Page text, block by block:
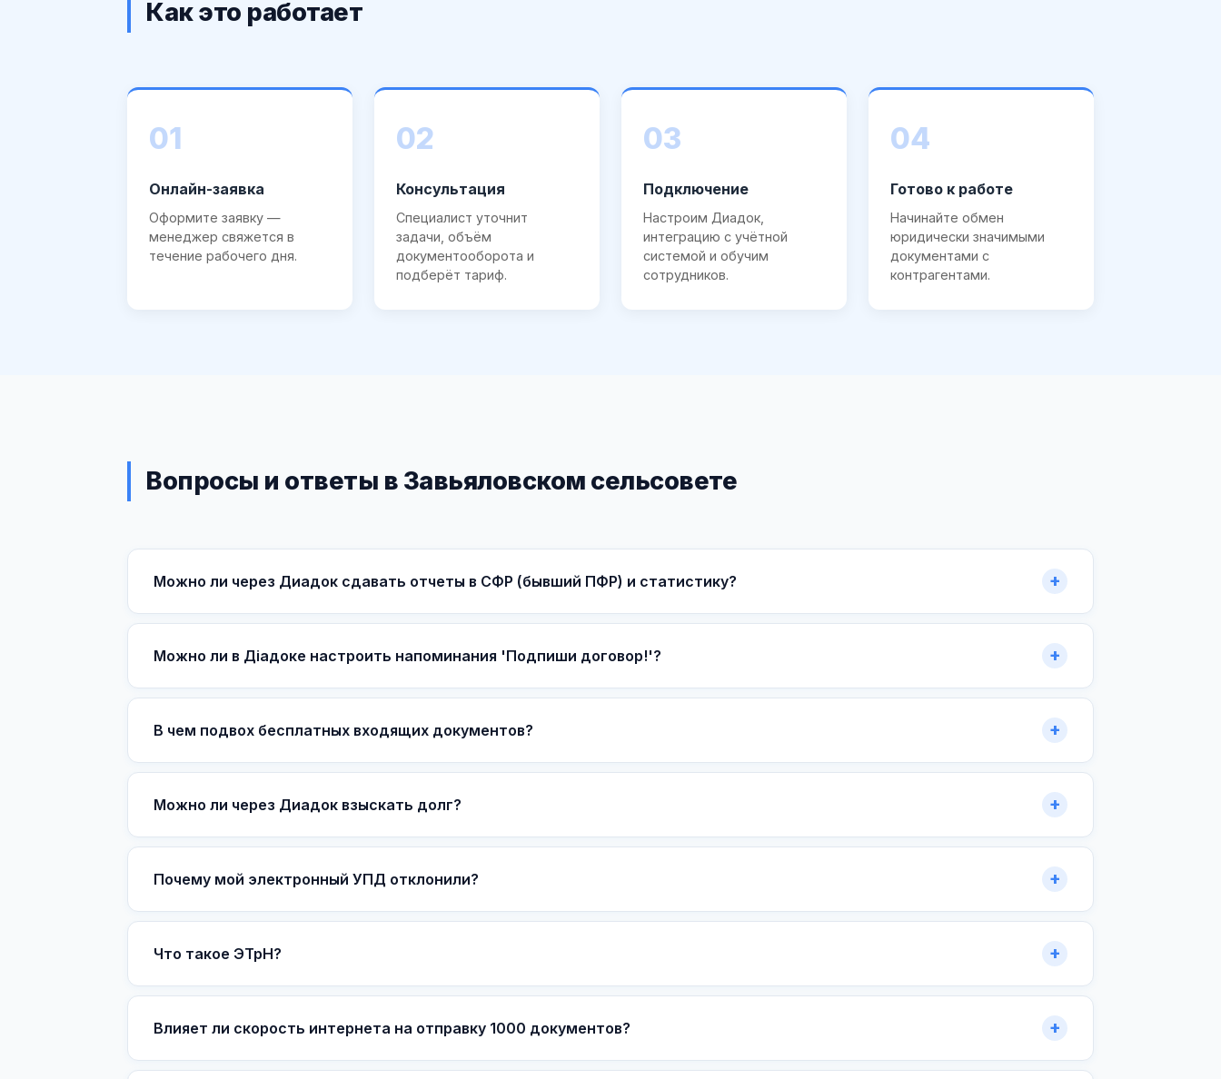
Как это работает
01
Онлайн-заявка
Оформите заявку —
менеджер свяжется в
течение рабочего дня.
02
Консультация
Специалист уточнит
задачи, объём
документооборота и
подберёт тариф.
03
Подключение
Настроим Диадок,
интеграцию с учётной
системой и обучим
сотрудников.
04
Готово к работе
Начинайте обмен
юридически значимыми
документами с
контрагентами.
Вопросы и ответы в Завьяловском сельсовете
Можно ли через Диадок сдавать отчеты в СФР (бывший ПФР) и статистику?
Можно ли в Діадоке настроить напоминания 'Подпиши договор!'?
В чем подвох бесплатных входящих документов?
Можно ли через Диадок взыскать долг?
Почему мой электронный УПД отклонили?
Что такое ЭТрН?
Влияет ли скорость интернета на отправку 1000 документов?